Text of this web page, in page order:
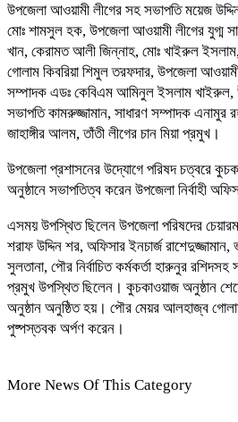
উপজেলা আওয়ামী লীগের সহ সভাপতি ময়েজ
মোঃ শামসুল হক, উপজেলা আওয়ামী লীগের যুগ্ম
খান, কেরামত আলী জিন্নাহ, মোঃ খাইরুল
গোলাম কিবরিয়া শিমুল তরফদার, উপজেলা
সম্পাদক এডঃ কেবিএম আমিনুল ইসলাম খাইরুল,
সভাপতি কামরুজ্জামান, সাধারণ সম্পাদক এনামুর
জাহাঙ্গীর আলম, তাঁতী লীগের চান মিয়া প্রমুখ।
উপজেলা প্রশাসনের উদ্যোগে পরিষদ চত্বরে
অনুষ্ঠানে সভাপতিত্ব করেন উপজেলা নির্বাহী
এসময় উপস্থিত ছিলেন উপজেলা পরিষদের
শরাফ উদ্দিন শর, অফিসার ইনচার্জ রাশেদুজ্জামান,
সুলতানা, পৌর নির্বাচিত কর্মকর্তা হারুনুর
প্রমুখ উপস্থিত ছিলেন। কুচকাওয়াজ অনুষ্ঠান
অনুষ্ঠান অনুষ্ঠিত হয়। পৌর মেয়র আলহাজ্ব গোলাম
পুষ্পস্তবক অর্পণ করেন।
More News Of This Category